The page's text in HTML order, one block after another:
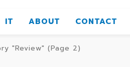
IT ABOUT CONTACT
"Review" (Page 2)